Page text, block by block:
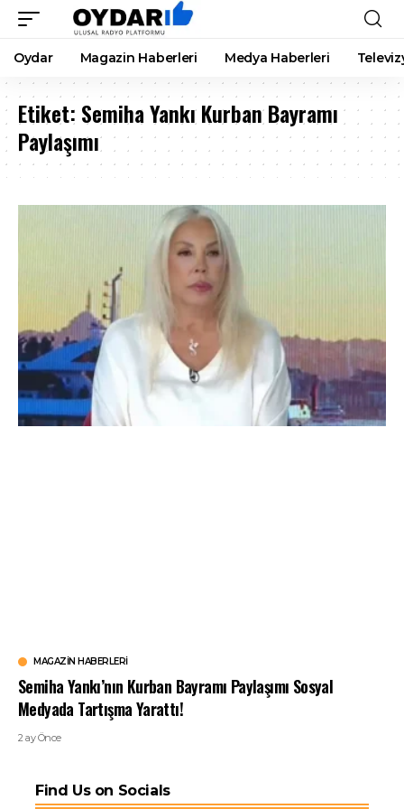
Oydar Magazin Haberleri Medya Haberleri
Etiket: Semiha Yankı Kurban Bayramı
Paylaşımı
MAGAZIN HABERLERI
Semiha Yankı’nın Kurban Bayramı Paylaşımı Sosyal
Medyada Tartışma Yarattı!
2 ay Önce
Find Us on Socials